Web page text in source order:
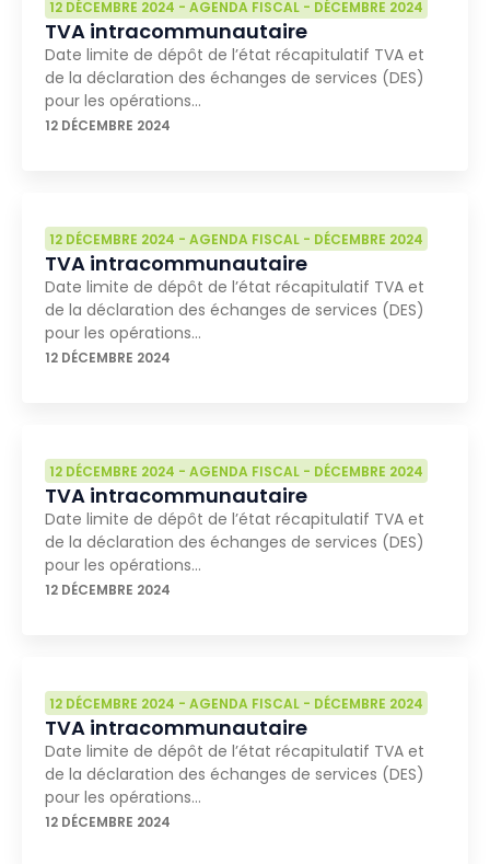
12 DÉCEMBRE 2024 - AGENDA FISCAL - DÉCEMBRE 2024
TVA intracommunautaire
Date limite de dépôt de l’état récapitulatif TVA et
de la déclaration des échanges de services (DES)
pour les opérations…
12 DÉCEMBRE 2024
12 DÉCEMBRE 2024 - AGENDA FISCAL - DÉCEMBRE 2024
TVA intracommunautaire
Date limite de dépôt de l’état récapitulatif TVA et
de la déclaration des échanges de services (DES)
pour les opérations…
12 DÉCEMBRE 2024
12 DÉCEMBRE 2024 - AGENDA FISCAL - DÉCEMBRE 2024
TVA intracommunautaire
Date limite de dépôt de l’état récapitulatif TVA et
de la déclaration des échanges de services (DES)
pour les opérations…
12 DÉCEMBRE 2024
12 DÉCEMBRE 2024 - AGENDA FISCAL - DÉCEMBRE 2024
TVA intracommunautaire
Date limite de dépôt de l’état récapitulatif TVA et
de la déclaration des échanges de services (DES)
pour les opérations…
12 DÉCEMBRE 2024